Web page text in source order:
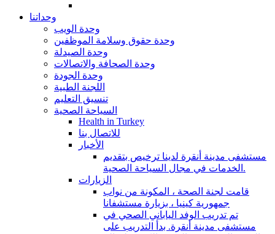
وحداتنا
وحدة الويب
وحدة حقوق وسلامة الموظفين
وحدة الصيدلة
وحدة الصحافة والاتصالات
وحدة الجودة
اللجنة الطبية
تنسيق التعليم
السياحة الصحية
Health in Turkey
للاتصال بنا
الأخبار
مستشفى مدينة أنقرة لدينا ترخيص بتقديم
الخدمات في مجال السياحة الصحية.
الزيارات
قامت لجنة الصحة ، المكونة من نواب
جمهورية كينيا ، بزيارة مستشفانا
تم تدريب الوفد الياباني الصحي في
مستشفى مدينة أنقرة. بدأ التدريب على